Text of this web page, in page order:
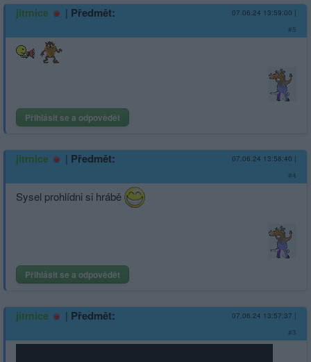
jitrnice | Předmět: 07.06.24 13:59:00 |
#5
Přihlásit se a odpovědět
jitrnice | Předmět: 07.06.24 13:58:40 |
#4
Sysel prohlídni si hrábě
Přihlásit se a odpovědět
jitrnice | Předmět: 07.06.24 13:57:37 |
#3